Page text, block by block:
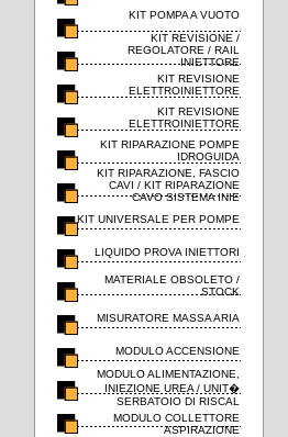
KIT POMPA A VUOTO
KIT REVISIONE /
REGOLATORE / RAIL
INIETTORE
KIT REVISIONE
ELETTROINIETTORE
KIT REVISIONE
ELETTROINIETTORE
KIT RIPARAZIONE POMPE
IDROGUIDA
KIT RIPARAZIONE, FASCIO
CAVI / KIT RIPARAZIONE
CAVO SISTEMA INIE
KIT UNIVERSALE PER POMPE
LIQUIDO PROVA INIETTORI
MATERIALE OBSOLETO /
STOCK
MISURATORE MASSA ARIA
MODULO ACCENSIONE
MODULO ALIMENTAZIONE,
INIEZIONE UREA / UNIT�
SERBATOIO DI RISCAL
MODULO COLLETTORE
ASPIRAZIONE